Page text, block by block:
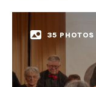
35 PHOTOS